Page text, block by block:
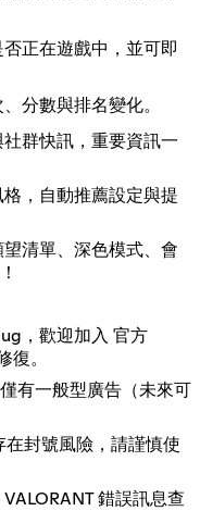
正在遊戲中，並可即
分數與排名變化。
群快訊，重要資訊一
，自動推薦設定與提
清單、深色模式、會
，歡迎加入 官方
復。
有一般型廣告（未來可
封號風險，請謹慎使
錯誤訊息查